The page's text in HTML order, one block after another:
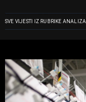
SVE VIJESTI IZ RUBRIKE ANALIZA